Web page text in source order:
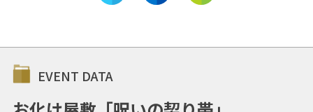
EVENT DATA